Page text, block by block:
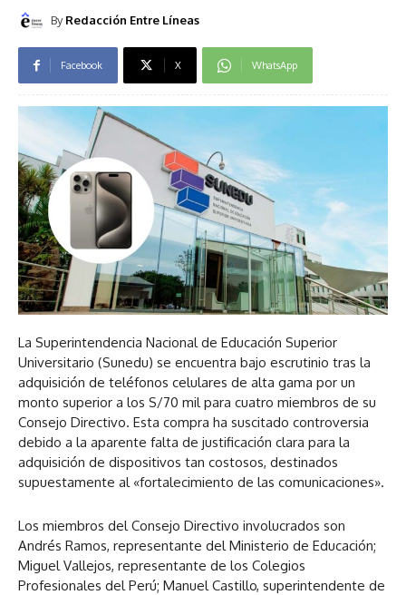
By Redacción Entre Líneas
Facebook X WhatsApp
La Superintendencia Nacional de Educación Superior
Universitario (Sunedu) se encuentra bajo escrutinio tras la
adquisición de teléfonos celulares de alta gama por un
monto superior a los S/70 mil para cuatro miembros de su
Consejo Directivo. Esta compra ha suscitado controversia
debido a la aparente falta de justificación clara para la
adquisición de dispositivos tan costosos, destinados
supuestamente al «fortalecimiento de las comunicaciones».
Los miembros del Consejo Directivo involucrados son
Andrés Ramos, representante del Ministerio de Educación;
Miguel Vallejos, representante de los Colegios
Profesionales del Perú; Manuel Castillo, superintendente de